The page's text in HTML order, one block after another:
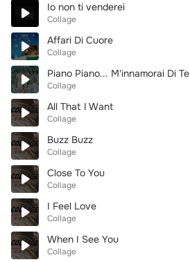
Io non ti venderei
Collage
Affari Di Cuore
Collage
Piano Piano... M'innamorai Di Te
Collage
All That I Want
Collage
Buzz Buzz
Collage
Close To You
Collage
I Feel Love
Collage
When I See You
Collage